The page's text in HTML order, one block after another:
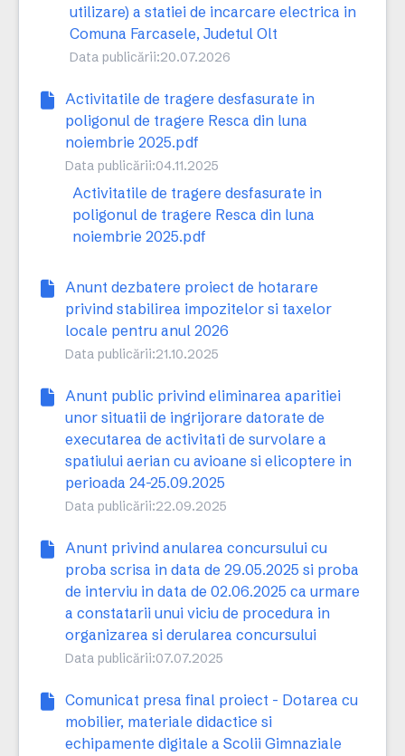
utilizare) a statiei de incarcare electrica in
Comuna Farcasele, Judetul Olt
Data publicării:20.07.2026
Activitatile de tragere desfasurate in
poligonul de tragere Resca din luna
noiembrie 2025.pdf
Data publicării:04.11.2025
Activitatile de tragere desfasurate in
poligonul de tragere Resca din luna
noiembrie 2025.pdf
Anunt dezbatere proiect de hotarare
privind stabilirea impozitelor si taxelor
locale pentru anul 2026
Data publicării:21.10.2025
Anunt public privind eliminarea aparitiei
unor situatii de ingrijorare datorate de
executarea de activitati de survolare a
spatiului aerian cu avioane si elicoptere in
perioada 24-25.09.2025
Data publicării:22.09.2025
Anunt privind anularea concursului cu
proba scrisa in data de 29.05.2025 si proba
de interviu in data de 02.06.2025 ca urmare
a constatarii unui viciu de procedura in
organizarea si derularea concursului
Data publicării:07.07.2025
Comunicat presa final proiect - Dotarea cu
mobilier, materiale didactice si
echipamente digitale a Scolii Gimnaziale